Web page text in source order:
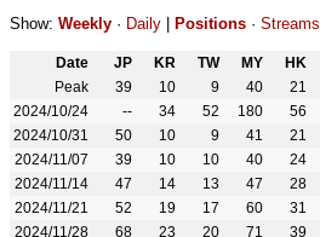
Show: Weekly · Daily Positions · Streams
Date JP KR TW MY HK
Peak
39 10 9 40 21
2024/10/24
-- 34 52 180 56
2024/10/31
50 10 9 41 21
2024/11/07
39 10 10 40 24
2024/11/14
47 14 13 47 28
2024/11/21
52 19 17 60 31
2024/11/28
68 23 20 71 39